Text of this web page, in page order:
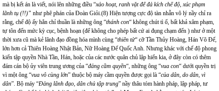
mà bị kết án là viết, nói lên những điều “xảo hoạt, ranh vặt để đả kích chế độ, xúc phạm
lãnh tụ (!!)” như phê phán của Đoàn Giỏi.(8) Hiện tượng cực độ tàn nhẫn vô lý nầy chỉ ra
rằng, chế độ ấy hẳn chỉ thuần là những ông “thánh con“ không chút tì ố, bất khả xâm phạm,
tự tôn đến mức kỳ cục, bệnh hoạn (để không cho phép bất cứ ai đụng chạm đến ) như ở một
thời xưa cũ mà kẻ lãnh đạo đồng hóa mình cùng “thiên tử“ cỡ Tần Thủy Hoàng, Hán Võ Đế,
lớn hơn cả Thiên Hoàng Nhật Bản, Nữ Hoàng Đế Quốc Anh. Nhưng khác với chế độ phong
kiến tập quyền Nhà Tần, Hán, hoặc của các nước quân chủ lập hiến kia, ở đây còn có thêm
đám cán bộ ủy viên trung ương của “đảng cầm quyền“, những ông “vua con“ dưới quyền trị
vì một ông “vua vô cùng lớn” thuộc bộ máy cầm quyền được gọi là “của dân, do dân, vì
dân”. Bộ máy “Đảng lãnh đạo, dân chủ tập trung” nầy thâu tóm hành pháp, lập pháp, tư